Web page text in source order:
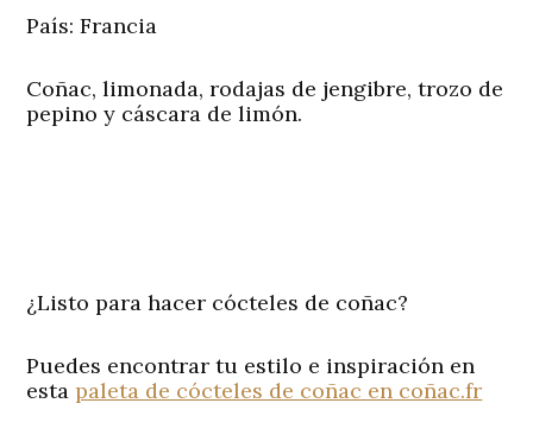
País: Francia
Coñac, limonada, rodajas de jengibre, trozo de
pepino y cáscara de limón.
¿Listo para hacer cócteles de coñac?
Puedes encontrar tu estilo e inspiración en
estapaleta de cócteles de coñac en coñac.fr